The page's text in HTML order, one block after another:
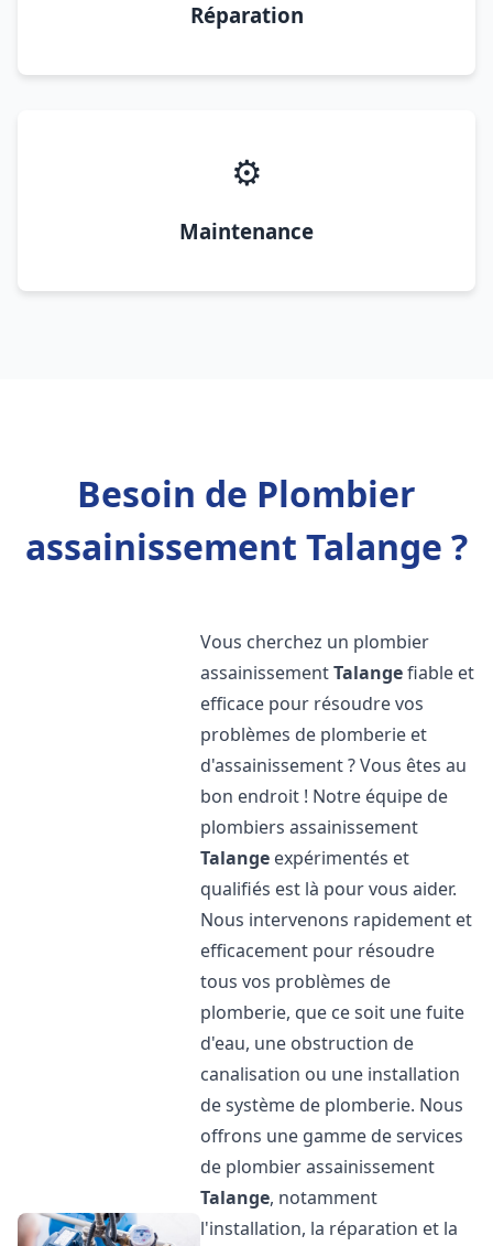
Réparation
⚙️
Maintenance
Besoin de Plombier
assainissement Talange ?
Vous cherchez un plombier
assainissementTalangefiable et
efficace pour résoudre vos
problèmes de plomberie et
d'assainissement ? Vous êtes au
bon endroit ! Notre équipe de
plombiers assainissement
Talange expérimentés et
qualifiés est là pour vous aider.
Nous intervenons rapidement et
efficacement pour résoudre
tous vos problèmes de
plomberie, que ce soit une fuite
d'eau, une obstruction de
canalisation ou une installation
de système de plomberie. Nous
offrons une gamme de services
de plombier assainissement
Talange, notamment
l'installation, la réparation et la